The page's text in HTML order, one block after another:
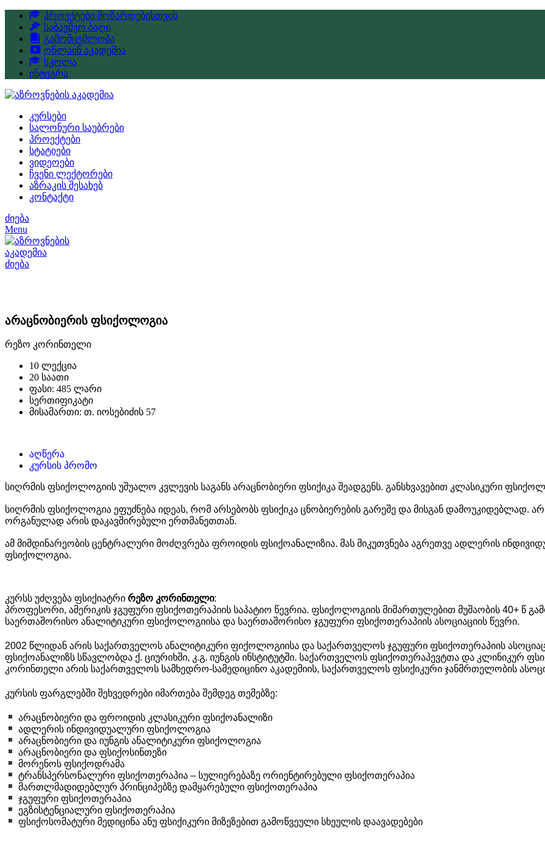
პროექტები მოზარდებისთვის
საბავშვო ბაღი
გამომცემლობა
ონლაინ აკადემია
სკოლა
ინტეგრა
კურსები
სალონური საუბრები
პროექტები
სტატიები
ვიდეოები
ჩვენი ლექტორები
აზრაკის შესახებ
კონტაქტი
ძიება
Menu
ძიება
არაცნობიერის ფსიქოლოგია
რეზო კორინთელი
10 ლექცია
20 საათი
ფასი: 485 ლარი
სერთიფიკატი
მისამართი: თ. იოსებიძის 57
აღწერა
კურსის პრომო
სიღრმის ფსიქოლოგიის უშუალო კვლევის საგანს არაცნობიერი ფსიქიკა შეადგენს. განსხვავებით კლასიკური
სიღრმის ფსიქოლოგია ეფუძნება იდეას, რომ არსებობს ფსიქიკა ცნობიერების გარეშე და მისგან დამოუკიდებლად.
ორგანულად არის დაკავშირებული ერთმანეთთან.
ამ მიმდინარეობის ცენტრალური მოძღვრება ფროიდის ფსიქოანალიზია. მას მიკუთვნება აგრეთვე ადლერის
ფსიქოლოგია.
კურსს უძღვება ფსიქიატრი რეზო კორინთელი:
პროფესორი, ამერიკის ჯგუფური ფსიქოთერაპიის საპატიო წევრია. ფსიქოლოგიის მიმართულებით მუშაობის 40+ წ
საერთაშორისო ანალიტიკური ფსიქოლოგიისა და საერთაშორისო ჯგუფური ფსიქოთერაპიის ასოციაციის წევრი.
2002 წლიდან არის საქართველოს ანალიტიკური ფიქოლოგიისა და საქართველოს ჯგუფური ფსიქოთერაპიის
ფსიქოანალიზს სწავლობდა ქ. ციურიხში, კ.გ. იუნგის ინსტიტუტში. საქართველოს ფსიქოთერაპევტთა და კლინიკურ
კორინთელი არის საქართველოს სამხედრო-სამედიცინო აკადემიის, საქართველოს ფსიქიკური ჯანმრთელობის
კურსის ფარგლებში შეხვედრები იმართება შემდეგ თემებზე:
არაცნობიერი და ფროიდის კლასიკური ფსიქოანალიზი
ადლერის ინდივიდუალური ფსიქოლოგია
არაცნობიერი და იუნგის ანალიტიკური ფსიქოლოგია
არაცნობიერი და ფსიქოსინთეზი
მორენოს ფსიქოდრამა
ტრანსპერსონალური ფსიქოთერაპია – სულიერებაზე ორიენტირებული ფსიქოთერაპია
მართლმადიდებლურ პრინციპებზე დამყარებული ფსიქოთერაპია
ჯგუფური ფსიქოთერაპია
ეგზისტენციალური ფსიქოთერაპია
ფსიქოსომატური მედიცინა ანუ ფსიქიკური მიზეზებით გამოწვეული სხეულის დაავადებები